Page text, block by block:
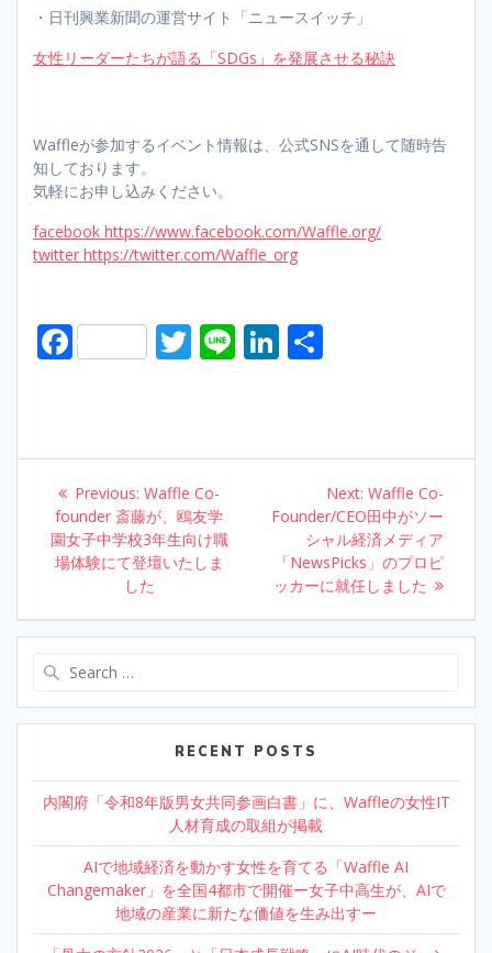
・日刊興業新聞の運営サイト「ニュースイッチ」
女性リーダーたちが語る「SDGs」を発展させる秘訣
Waffleが参加するイベント情報は、公式SNSを通して随時告
知しております。
気軽にお申し込みください。
facebook https://www.facebook.com/Waffle.org/
twitter https://twitter.com/Waffle_org
F
b
o
o
k
T
er
Li Li
e
n
e
Post
navigation
Previous: Previous
post:
Waffle Co-
founder 斎藤が、鴎友学
園女子中学校3年生向け職
場体験にて登壇いたしま
した
Next: Next
post:
Waffle Co-
Founder/CEO田中がソー
シャル経済メディア
「NewsPicks」のプロピ
ッカーに就任しました
RECENT POSTS
内閣府「令和8年版男女共同参画白書」に、Waffleの女性IT
人材育成の取組が掲載
AIで地域経済を動かす女性を育てる「Waffle AI
Changemaker」を全国4都市で開催ー女子中高生が、AIで
地域の産業に新たな価値を生み出すー